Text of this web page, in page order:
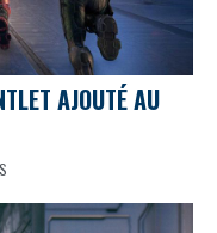
AJOUTÉ AU